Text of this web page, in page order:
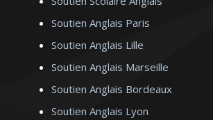
Soutien Anglais Paris
Soutien Anglais Lille
Soutien Anglais Marseille
Soutien Anglais Bordeaux
Soutien Anglais Lyon